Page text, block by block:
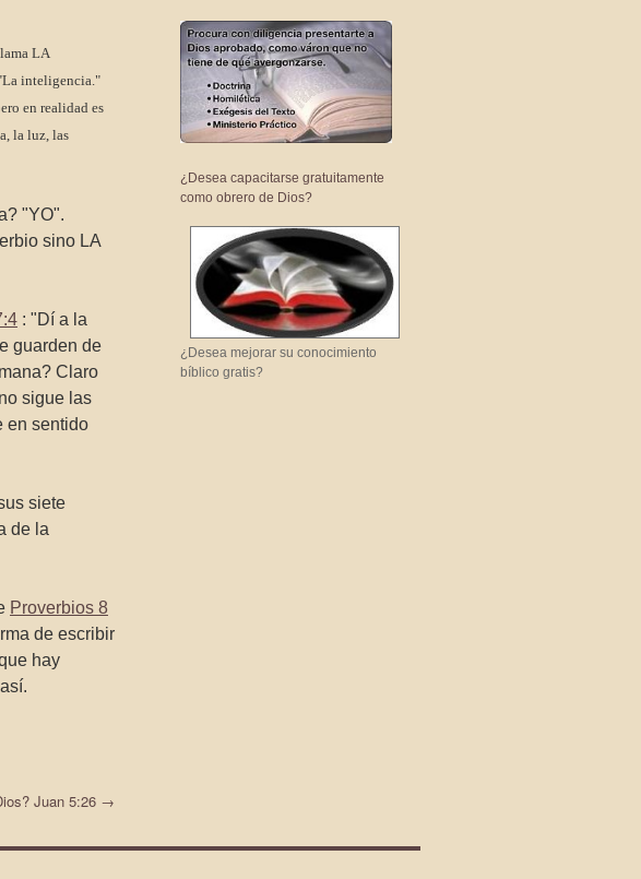
LA
inteligencia."
en realidad es
la luz, las
"YO".
sino LA
: "Dí a la
guarden de
Claro
sigue las
en sentido
siete
de la
Proverbios 8
de escribir
hay
Juan 5:26 →
¿Desea capacitarse gratuitamente
como obrero de Dios?
¿Desea mejorar su conocimiento
bíblico gratis?